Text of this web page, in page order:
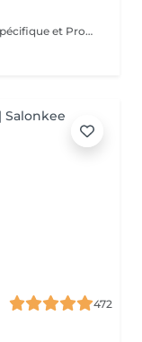
Diagnostique, Shampooing Traitant, Soin Spécifique et Produits Coiffants inclus
472